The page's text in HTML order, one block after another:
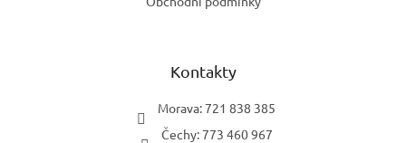
Kontakty
Morava: 721 838 385
Čechy: 773 460 967